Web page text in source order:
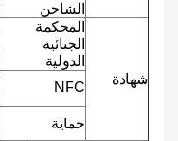
الشاحن
شهادة
المحكمة
الجنائية
الدولية
NFC
حماية